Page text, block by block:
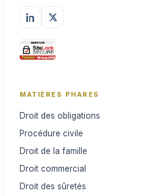
MATIÈRES PHARES
Droit des obligations
Procédure civile
Droit de la famille
Droit commercial
Droit des sûretés